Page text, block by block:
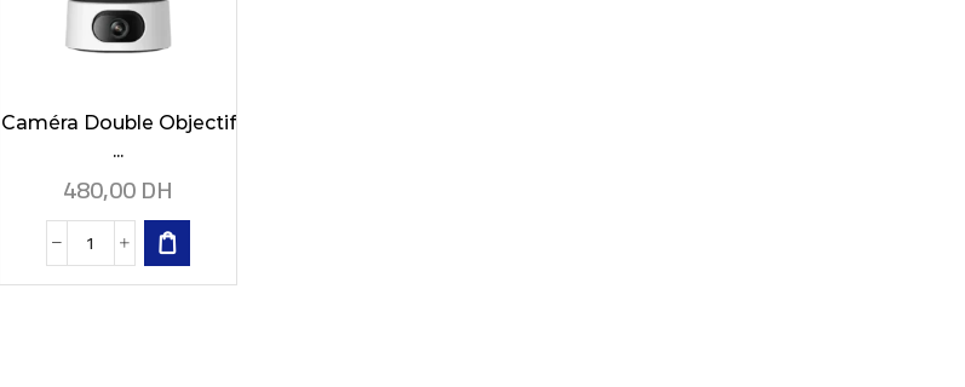
Caméra Double Objectif
...
480,00DH